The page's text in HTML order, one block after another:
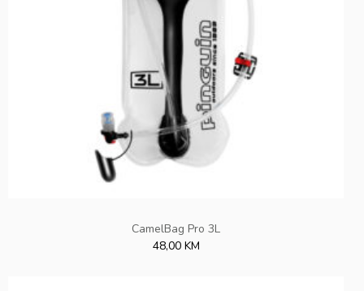
CamelBag Pro 3L
48,00 KM